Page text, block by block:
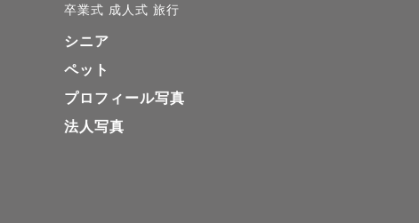
卒業式 成人式 旅行
シニア
ペット
プロフィール写真
法人写真